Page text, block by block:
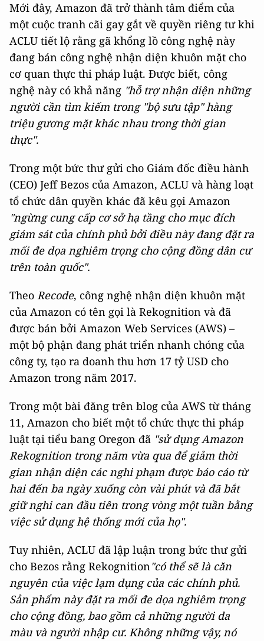
Mới đây, Amazon đã trở thành tâm điểm của
một cuộc tranh cãi gay gắt về quyền riêng tư khi
ACLU tiết lộ rằng gã khổng lồ công nghệ này
đang bán công nghệ nhận diện khuôn mặt cho
cơ quan thực thi pháp luật. Được biết, công
nghệ này có khả năng "hỗ trợ nhận diện những
người cần tìm kiếm trong "bộ sưu tập" hàng
triệu gương mặt khác nhau trong thời gian
thực".
Trong một bức thư gửi cho Giám đốc điều hành
(CEO) Jeff Bezos của Amazon, ACLU và hàng loạt
tổ chức dân quyền khác đã kêu gọi Amazon
"ngừng cung cấp cơ sở hạ tầng cho mục đích
giám sát của chính phủ bởi điều này đang đặt ra
mối đe dọa nghiêm trọng cho cộng đồng dân cư
trên toàn quốc".
Theo Recode, công nghệ nhận diện khuôn mặt
của Amazon có tên gọi là Rekognition và đã
được bán bởi Amazon Web Services (AWS) –
một bộ phận đang phát triển nhanh chóng của
công ty, tạo ra doanh thu hơn 17 tỷ USD cho
Amazon trong năm 2017.
Trong một bài đăng trên blog của AWS từ tháng
11, Amazon cho biết một tổ chức thực thi pháp
luật tại tiểu bang Oregon đã "sử dụng Amazon
Rekognition trong năm vừa qua để giảm thời
gian nhận diện các nghi phạm được báo cáo từ
hai đến ba ngày xuống còn vài phút và đã bắt
giữ nghi can đầu tiên trong vòng một tuần bằng
việc sử dụng hệ thống mới của họ".
Tuy nhiên, ACLU đã lập luận trong bức thư gửi
cho Bezos rằng Rekognition"có thể sẽ là căn
nguyên của việc lạm dụng của các chính phủ.
Sản phẩm này đặt ra mối đe dọa nghiêm trọng
cho cộng đồng, bao gồm cả những người da
màu và người nhập cư. Không những vậy, nó